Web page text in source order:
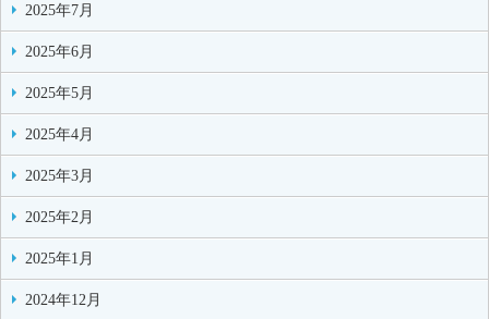
2025年7月
2025年6月
2025年5月
2025年4月
2025年3月
2025年2月
2025年1月
2024年12月